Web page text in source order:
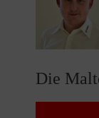
Die